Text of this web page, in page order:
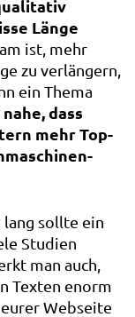
Länge
ist, mehr
zu verlängern,
ein Thema
dass
mehr Top-
lang sollte ein
Studien
man auch,
Texten enorm
Webseite